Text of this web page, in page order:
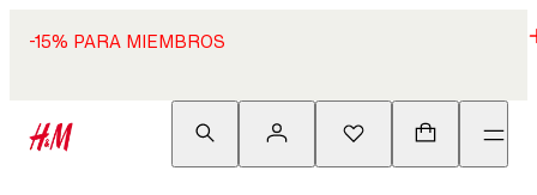
-15% PARA MIEMBROS